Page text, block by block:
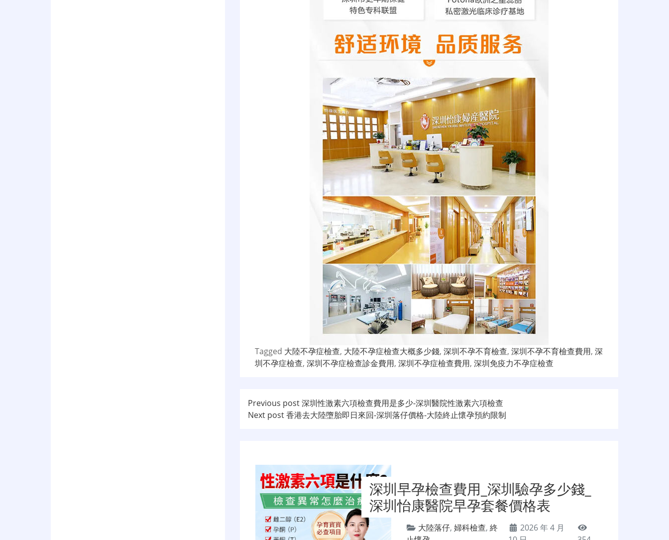
Tagged 大陸不孕症檢查, 大陸不孕症檢查大概多少錢, 深圳不孕不育檢查, 深圳不孕不育檢查費用, 深
圳不孕症檢查, 深圳不孕症檢查診金費用, 深圳不孕症檢查費用, 深圳免疫力不孕症檢查
文
章
航
Previous post深圳性激素六項檢查費用是多少-深圳醫院性激素六項檢查
Next post香港去大陸墮胎即日來回-深圳落仔價格-大陸終止懷孕預約限制
深圳早孕檢查費用_深圳驗孕多少錢_
深圳怡康醫院早孕套餐價格表
大陸落仔,婦科檢查,終
2026 年 4 月